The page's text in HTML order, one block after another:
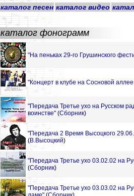
каталог песен каталог видео
каталог фонограмм
"На пеньках 29-го Грушинского
"Концерт в клубе на Сосновой
"Передача Третье ухо на Русском
воинстве" (Сборник)
"Передача 2 Время Высоцкого
(В.Высоцкий)
"Передача Третье ухо 03.02.02 на
(Сборник)
"Передача Третье ухо 03.03.02 на